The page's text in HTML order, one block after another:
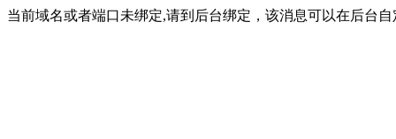
当前域名或者端口未绑定,请到后台绑定，该消息可以在后台自